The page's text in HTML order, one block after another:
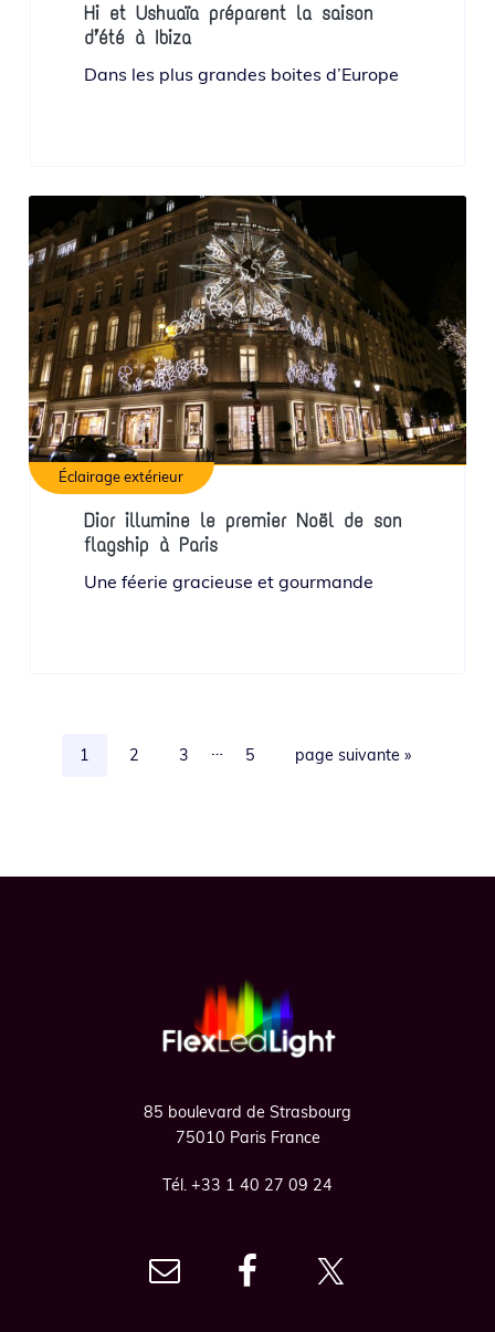
Hi et Ushuaïa préparent la saison
d’été à Ibiza
Dans les plus grandes boites d’Europe
Éclairage extérieur
Dior illumine le premier Noël de son
flagship à Paris
Une fée­rie gra­cieuse et gourmande
Page
1 Page
2 Page
3
PagesPage
5
Aller
page suivante »
85 boulevard de Strasbourg
75010 Paris France
Tél. +33 1 40 27 09 24